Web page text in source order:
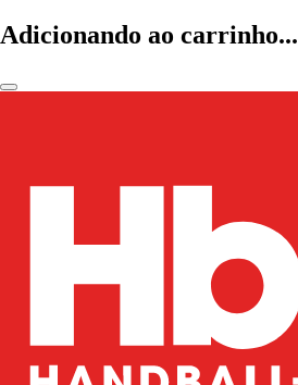
Adicionando ao carrinho...